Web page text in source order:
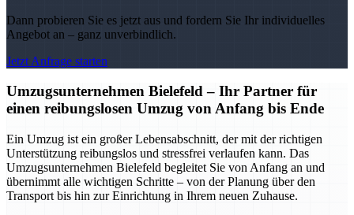
Dann probieren Sie es jetzt aus und fordern Sie Ihr individuelles
Angebot an – ganz unverbindlich.
Jetzt Anfrage starten
Umzugsunternehmen Bielefeld – Ihr Partner für
einen reibungslosen Umzug von Anfang bis Ende
Ein Umzug ist ein großer Lebensabschnitt, der mit der richtigen
Unterstützung reibungslos und stressfrei verlaufen kann. Das
Umzugsunternehmen Bielefeld begleitet Sie von Anfang an und
übernimmt alle wichtigen Schritte – von der Planung über den
Transport bis hin zur Einrichtung in Ihrem neuen Zuhause.